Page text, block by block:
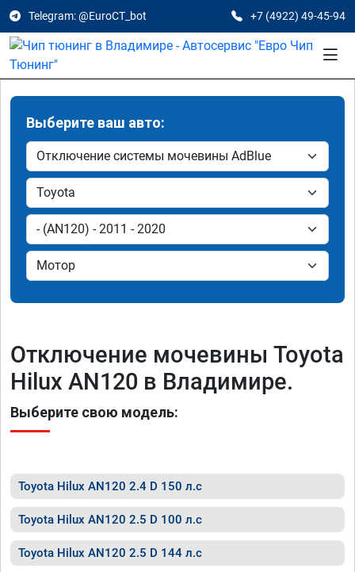
Telegram: @EuroCT_bot +7 (4922) 49-45-94
Выберите ваш авто:
Отключение мочевины Toyota
Hilux AN120 в Владимире.
Выберите свою модель:
Toyota Hilux AN120 2.4 D 150 л.с
Toyota Hilux AN120 2.5 D 100 л.с
Toyota Hilux AN120 2.5 D 144 л.с